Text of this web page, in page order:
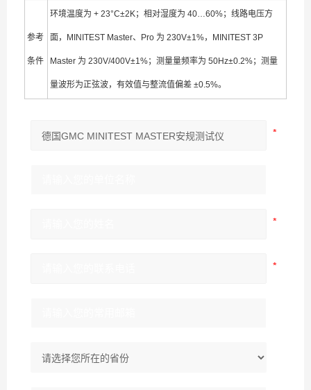
参考
条件
环境温度为 + 23°C±2K；相对湿度为 40…60%；线路电压方
面，MINITEST Master、Pro 为 230V±1%，MINITEST 3P
Master 为 230V/400V±1%；测量量频率为 50Hz±0.2%；测量
量波形为正弦波，有效值与整流值偏差 ±0.5%。